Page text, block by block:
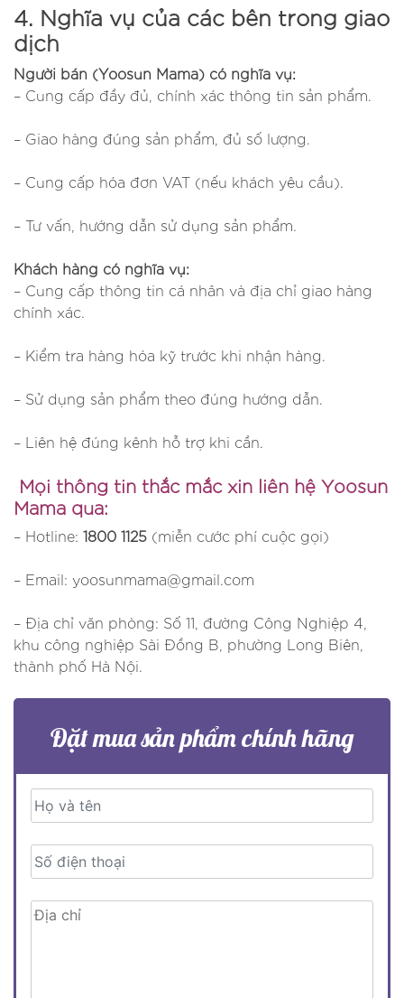
4. Nghĩa vụ của các bên trong giao
dịch
Người bán (Yoosun Mama) có nghĩa vụ:
– Cung cấp đầy đủ, chính xác thông tin sản phẩm.
– Giao hàng đúng sản phẩm, đủ số lượng.
– Cung cấp hóa đơn VAT (nếu khách yêu cầu).
– Tư vấn, hướng dẫn sử dụng sản phẩm.
Khách hàng có nghĩa vụ:
– Cung cấp thông tin cá nhân và địa chỉ giao hàng
chính xác.
– Kiểm tra hàng hóa kỹ trước khi nhận hàng.
– Sử dụng sản phẩm theo đúng hướng dẫn.
– Liên hệ đúng kênh hỗ trợ khi cần.
Mọi thông tin thắc mắc xin liên hệ Yoosun
Mama qua:
– Hotline: 1800 1125 (miễn cước phí cuộc gọi)
– Email: yoosunmama@gmail.com
– Địa chỉ văn phòng: Số 11, đường Công Nghiệp 4,
khu công nghiệp Sài Đồng B, phường Long Biên,
thành phố Hà Nội.
Đặt mua sản phẩm chính hãng